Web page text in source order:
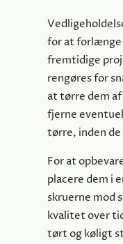
for at forlænge
fremtidige
rengøres for
at tørre dem
fjerne
tørre, inden
For at
placere dem i
skruerne mod
kvalitet over
tørt og køligt